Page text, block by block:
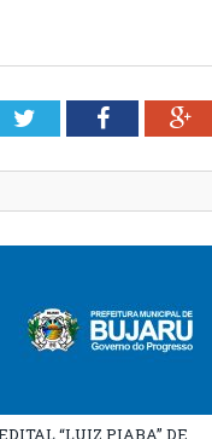
TwitterFacebook
“LUIZ PIABA” DE